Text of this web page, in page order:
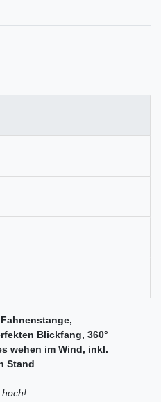
Blickfang, 360°
wehen im Wind, inkl.
Stand
hoch!